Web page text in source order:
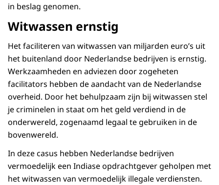
in beslag genomen.
Witwassen ernstig
Het faciliteren van witwassen van miljarden euro’s uit
het buitenland door Nederlandse bedrijven is ernstig.
Werkzaamheden en adviezen door zogeheten
facilitators hebben de aandacht van de Nederlandse
overheid. Door het behulpzaam zijn bij witwassen stel
je criminelen in staat om het geld verdiend in de
onderwereld, zogenaamd legaal te gebruiken in de
bovenwereld.
In deze casus hebben Nederlandse bedrijven
vermoedelijk een Indiase opdrachtgever geholpen met
het witwassen van vermoedelijk illegale verdiensten.